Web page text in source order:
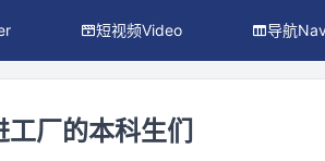
短视频Video 导航
厂的本科生们